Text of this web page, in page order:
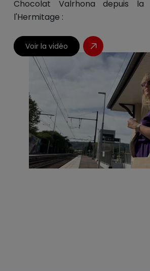
Chocolat Valrhona depuis
l'Hermitage :
Voir la vidéo